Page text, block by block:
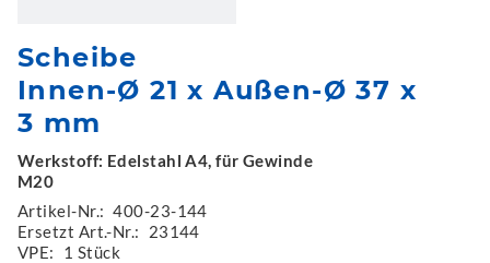
Scheibe
Innen-Ø 21 x Außen-Ø 37 x
3 mm
Werkstoff: Edelstahl A4, für Gewinde
M20
Artikel-Nr.: 400-23-144
Ersetzt Art.-Nr.:
23144
VPE:
1 Stück